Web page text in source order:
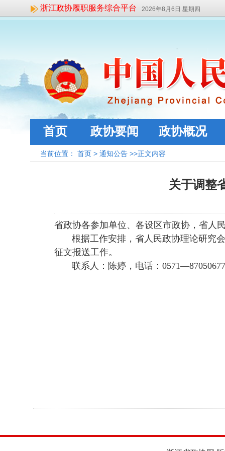
浙江政协履职服务综合平台 2026年8月6日 星期四
首页 政协要闻 政协概况
当前位置： 首页 > 通知公告 >>正文内容
关于调整
省政协各参加单位、各设区市政协，省人
根据工作安排，省人民政协理论研究
征文报送工作。
联系人：陈婷，电话： 0571—87050677